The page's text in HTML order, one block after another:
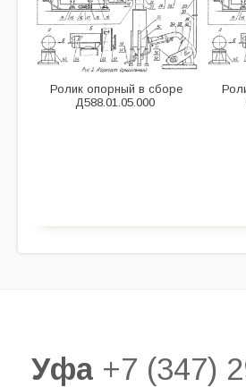
Ролик опорный в сборе
Д588.01.05.000
Уфа +7 (347)